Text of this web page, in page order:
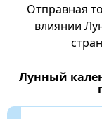
Отправная
влиянии
Лунный